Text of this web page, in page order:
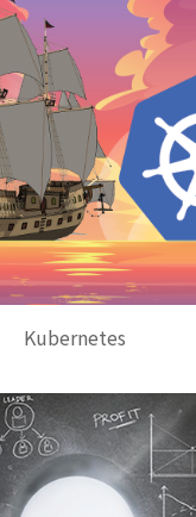
Kubernetes